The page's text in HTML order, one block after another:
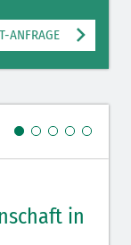
SENDEN
ANFRAGE
in